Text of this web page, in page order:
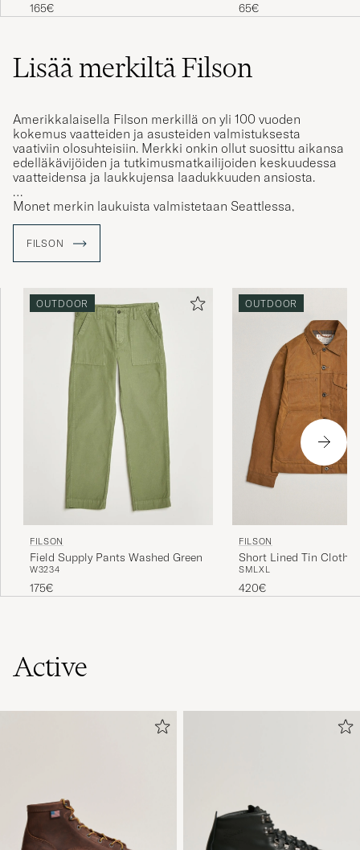
165€
65€
Lisää merkiltä Filson
Amerikkalaisella Filson merkillä on yli 100 vuoden
kokemus vaatteiden ja asusteiden valmistuksesta
vaativiin olosuhteisiin. Merkki onkin ollut suosittu aikansa
edelläkävijöiden ja tutkimusmatkailijoiden keskuudessa
vaatteidensa ja laukkujensa laadukkuuden ansiosta.
Monet merkin laukuista valmistetaan Seattlessa,
Washingtonissa merkin omalla tehtaalla, jonka perustaja
kultaryntäyksen aikana.
FILSON
OUTDOOR
FILSON
Field Supply Pants Washed Green
W3234
175€
OUTDOOR
FILSON
Short Lined Tin Cloth
Dark Tan
SMLXL
420€
Active